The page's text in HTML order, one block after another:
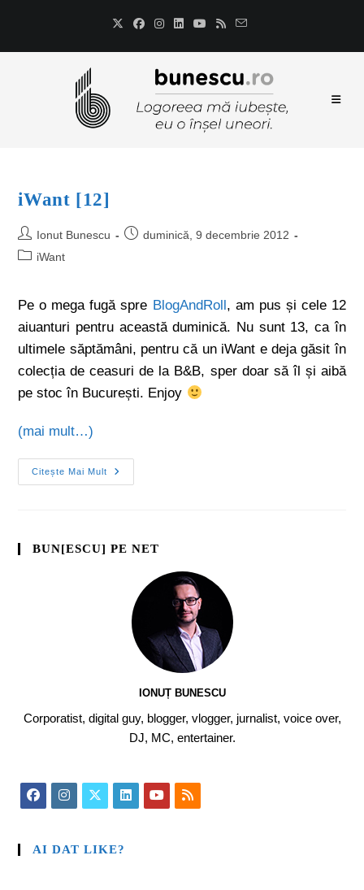
iWant [12]
Ionut Bunescu
duminică, 9 decembrie 2012
iWant
Pe o mega fugă spre BlogAndRoll, am pus și cele 12
aiuanturi pentru această duminică. Nu sunt 13, ca în
ultimele săptămâni, pentru că un iWant e deja găsit în
colecția de ceasuri de la B&B, sper doar să îl și aibă
pe stoc în București. Enjoy
(mai mult…)
Citește Mai Mult
BUN[ESCU] PE NET
IONUȚ BUNESCU
Corporatist, digital guy, blogger, vlogger, jurnalist, voice over,
DJ, MC, entertainer.
AI DAT LIKE?